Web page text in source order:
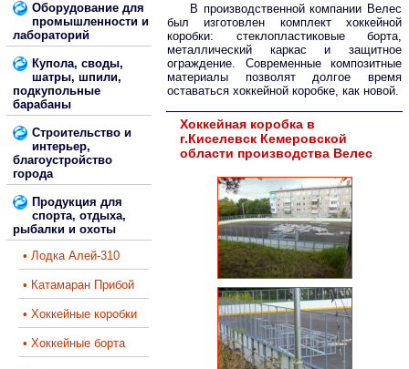
Оборудование для
промышленности и
лабораторий
Купола, своды,
шатры, шпили,
подкупольные
барабаны
Строительство и
интерьер,
благоустройство
города
Продукция для
спорта, отдыха,
рыбалки и охоты
• Лодка Алей-310
• Катамаран Прибой
• Хоккейные коробки
• Хоккейные борта
В производственной компании Велес
был изготовлен комплект хоккейной
коробки: стеклопластиковые борта,
металлический каркас и защитное
ограждение. Современные композитные
материалы позволят долгое время
оставаться хоккейной коробке, как новой.
Хоккейная коробка в
г.Киселевск Кемеровской
области производства Велес